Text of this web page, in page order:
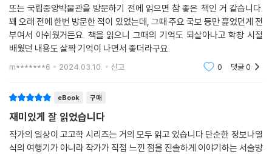
그 시작은 국립중앙박물관 1층 구석기·신석기 전시실에서 시작되어 청동
기, 고조선, 고구려 전시실로 이어진다. 청동으로 제작된 몸체에 금을 칠하
여 완성시킨 반가사유상을 이해하기 위해 저자는 한반도 내 청동과 금의
흐름을 보여준다.
고구려에서 백제로 이어지는 박물관의 동선을 무시하고 고구려에서 신라
전시실로 갔다가 다시 백제·가야로 넘어와 안내하는데, 고구려·백제·신라
의 유물을 하나하나 비교하며 삼국과 중국을 둘러싼 외교력과 힘의 이동,
기술력과 심미안 등 다채로운 스토리텔링을 선보인다.
또는 국립중앙박물관을 방문하기 전에 읽으면 참 좋은 책인 거 같습니다.
꽤 오래 전에 한번 방문한 적이 있었는데, 그때 주요 국보 등만 흝었던게 전
부여서 아쉬웠거든요. 책을 읽으니 그때의 기억도 되살아나고 학창 시절
배웠던 내용도 살짝 기억이 나면서 좋더라구요.
m*******6 2024.03.10. 신고 0 댓글0
eBook 구매
재미있게 잘 읽었습니다
작가의 일상이 고고학 시리즈는 거의 모두 읽고 있습니다 단순한 정보나열
식의 여행기가 아니라 작가가 직접 느낀 점을 진솔하게 이야기하는 서술방